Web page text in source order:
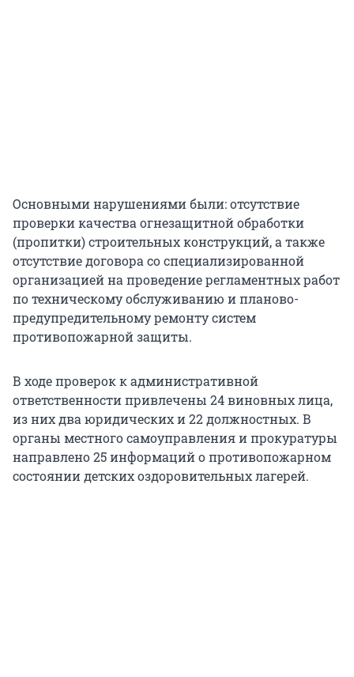
Основными нарушениями были: отсутствие
проверки качества огнезащитной обработки
(пропитки) строительных конструкций, а также
отсутствие договора со специализированной
организацией на проведение регламентных работ
по техническому обслуживанию и планово-
предупредительному ремонту систем
противопожарной защиты.
В ходе проверок к административной
ответственности привлечены 24 виновных лица,
из них два юридических и 22 должностных. В
органы местного самоуправления и прокуратуры
направлено 25 информаций о противопожарном
состоянии детских оздоровительных лагерей.